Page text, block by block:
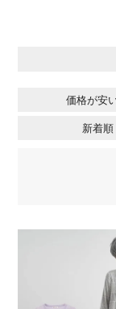
価格が安
新着順